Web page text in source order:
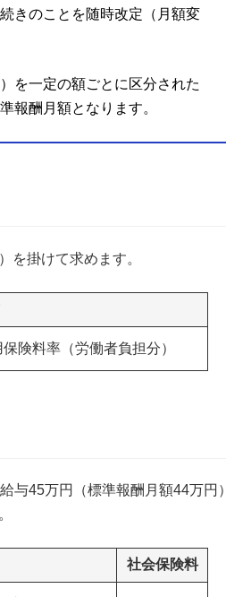
きのことを随時改定（月額変
を一定の額ごとに区分された
報酬月額となります。
を掛けて求めます。
料率（労働者負担分）
与45万円（標準報酬月額44万円）
社会保険料